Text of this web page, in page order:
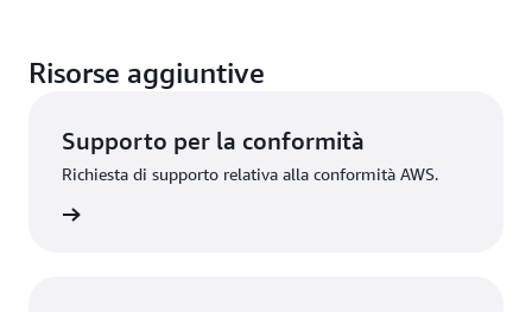
Risorse aggiuntive
Supporto per la conformità
Richiesta di supporto relativa alla conformità AWS.